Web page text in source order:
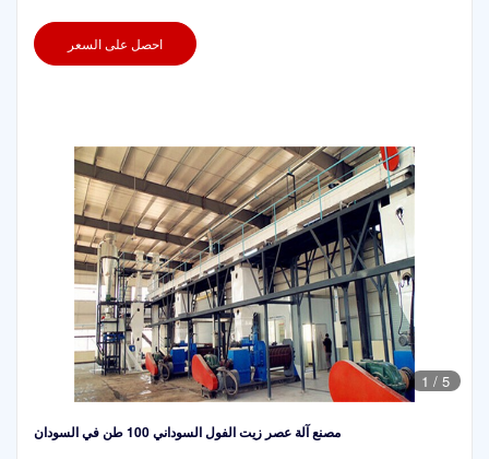
احصل على السعر
1 / 5
مصنع آلة عصر زيت الفول السوداني 100 طن في السودان